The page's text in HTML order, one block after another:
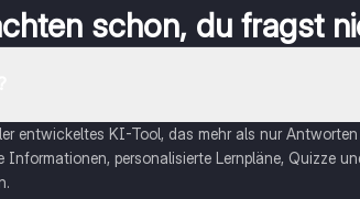
schon, du fragst
entwickeltes KI-Tool, das mehr als nur
personalisierte Lernpläne, Quizze